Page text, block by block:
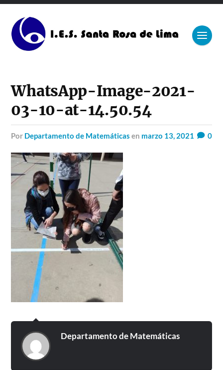
WhatsApp-Image-2021-
03-10-at-14.50.54
por Departamento de Matemáticas en marzo 13, 2021 0
Departamento de Matemáticas